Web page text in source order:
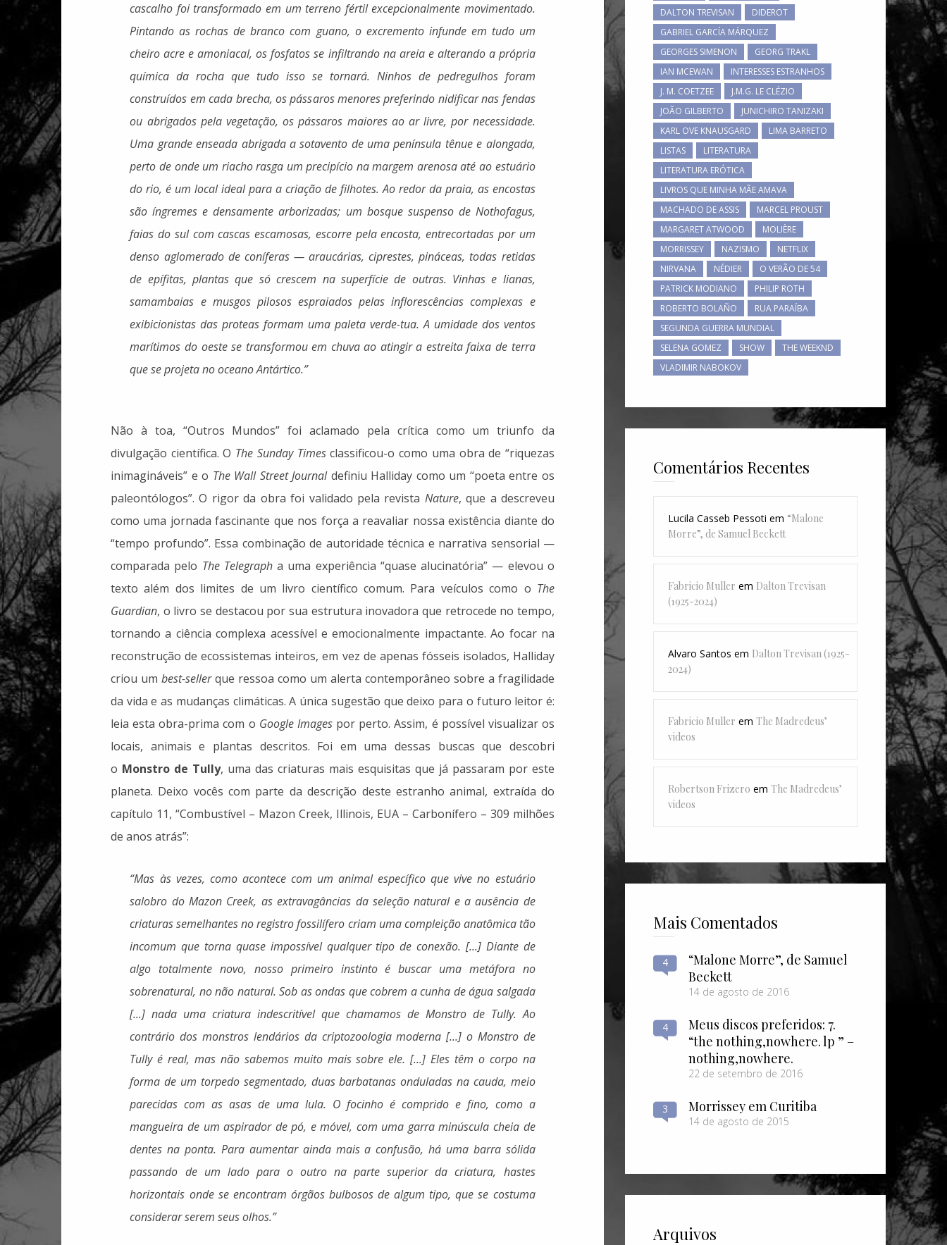
cascalho foi transformado em um terreno fértil excepcionalmente movimentado.
Pintando as rochas de branco com guano, o excremento infunde em tudo um
cheiro acre e amoniacal, os fosfatos se infiltrando na areia e alterando a própria
química da rocha que tudo isso se tornará. Ninhos de pedregulhos foram
construídos em cada brecha, os pássaros menores preferindo nidificar nas fendas
ou abrigados pela vegetação, os pássaros maiores ao ar livre, por necessidade.
Uma grande enseada abrigada a sotavento de uma península tênue e alongada,
perto de onde um riacho rasga um precipício na margem arenosa até ao estuário
do rio, é um local ideal para a criação de filhotes. Ao redor da praia, as encostas
são íngremes e densamente arborizadas; um bosque suspenso de Nothofagus,
faias do sul com cascas escamosas, escorre pela encosta, entrecortadas por um
denso aglomerado de coníferas — araucárias, ciprestes, pináceas, todas retidas
de epífitas, plantas que só crescem na superfície de outras. Vinhas e lianas,
samambaias e musgos pilosos espraiados pelas inflorescências complexas e
exibicionistas das proteas formam uma paleta verde-tua. A umidade dos ventos
marítimos do oeste se transformou em chuva ao atingir a estreita faixa de terra
que se projeta no oceano Antártico.”
Não à toa, “Outros Mundos” foi aclamado pela crítica como um triunfo da
divulgação científica. O The Sunday Timesclassificou-o como uma obra de “riquezas
inimagináveis” e o The Wall Street Journaldefiniu Halliday como um “poeta entre os
paleontólogos”. O rigor da obra foi validado pela revista Nature, que a descreveu
como uma jornada fascinante que nos força a reavaliar nossa existência diante do
“tempo profundo”. Essa combinação de autoridade técnica e narrativa sensorial —
comparada pelo The Telegrapha uma experiência “quase alucinatória” — elevou o
texto além dos limites de um livro científico comum. Para veículos como o The
Guardian, o livro se destacou por sua estrutura inovadora que retrocede no tempo,
tornando a ciência complexa acessível e emocionalmente impactante. Ao focar na
reconstrução de ecossistemas inteiros, em vez de apenas fósseis isolados, Halliday
criou um best-sellerque ressoa como um alerta contemporâneo sobre a fragilidade
da vida e as mudanças climáticas. A única sugestão que deixo para o futuro leitor é:
leia esta obra-prima com o Google Imagespor perto. Assim, é possível visualizar os
locais, animais e plantas descritos. Foi em uma dessas buscas que descobri
o Monstro de Tully, uma das criaturas mais esquisitas que já passaram por este
planeta. Deixo vocês com parte da descrição deste estranho animal, extraída do
capítulo 11, “Combustível – Mazon Creek, Illinois, EUA – Carbonífero – 309 milhões
de anos atrás”:
“Mas às vezes, como acontece com um animal específico que vive no estuário
salobro do Mazon Creek, as extravagâncias da seleção natural e a ausência de
criaturas semelhantes no registro fossilífero criam uma compleição anatômica tão
incomum que torna quase impossível qualquer tipo de conexão. [...] Diante de
algo totalmente novo, nosso primeiro instinto é buscar uma metáfora no
sobrenatural, no não natural. Sob as ondas que cobrem a cunha de água salgada
[...] nada uma criatura indescritível que chamamos de Monstro de Tully. Ao
contrário dos monstros lendários da criptozoologia moderna [...] o Monstro de
Tully é real, mas não sabemos muito mais sobre ele. [...] Eles têm o corpo na
forma de um torpedo segmentado, duas barbatanas onduladas na cauda, meio
parecidas com as asas de uma lula. O focinho é comprido e fino, como a
mangueira de um aspirador de pó, e móvel, com uma garra minúscula cheia de
dentes na ponta. Para aumentar ainda mais a confusão, há uma barra sólida
passando de um lado para o outro na parte superior da criatura, hastes
horizontais onde se encontram órgãos bulbosos de algum tipo, que se costuma
considerar serem seus olhos.”
DALTON TREVISAN
DIDEROT
GABRIEL GARCÍA MÁRQUEZ
GEORGES SIMENON
GEORG TRAKL
IAN MCEWAN
INTERESSES ESTRANHOS
J. M. COETZEE
J.M.G. LE CLÉZIO
JOÃO GILBERTO
JUNICHIRO TANIZAKI
KARL OVE KNAUSGARD
LIMA BARRETO
LISTAS
LITERATURA
LITERATURA ERÓTICA
LIVROS QUE MINHA MÃE AMAVA
MACHADO DE ASSIS
MARCEL PROUST
MARGARET ATWOOD
MOLIÈRE
MORRISSEY
NAZISMO
NETFLIX
NIRVANA
NÉDIER
O VERÃO DE 54
PATRICK MODIANO
PHILIP ROTH
ROBERTO BOLAÑO
RUA PARAÍBA
SEGUNDA GUERRA MUNDIAL
SELENA GOMEZ
SHOW
THE WEEKND
VLADIMIR NABOKOV
Comentários Recentes
Lucila Casseb Pessoti em “Malone
Morre”, de Samuel Beckett
Fabricio Muller em Dalton Trevisan
(1925-2024)
Alvaro Santos em Dalton Trevisan (1925-
2024)
Fabricio Muller em The Madredeus’
videos
Robertson Frizero em The Madredeus’
videos
Mais Comentados
4
“Malone Morre”, de Samuel
Beckett
14 de agosto de 2016
4
Meus discos preferidos: 7.
“the nothing​,​nowhere. lp ” –
nothing​,​nowhere.
22 de setembro de 2016
3 Morrissey em Curitiba
14 de agosto de 2015
Arquivos